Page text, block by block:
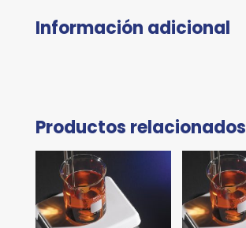
Información adicional
Productos relacionados